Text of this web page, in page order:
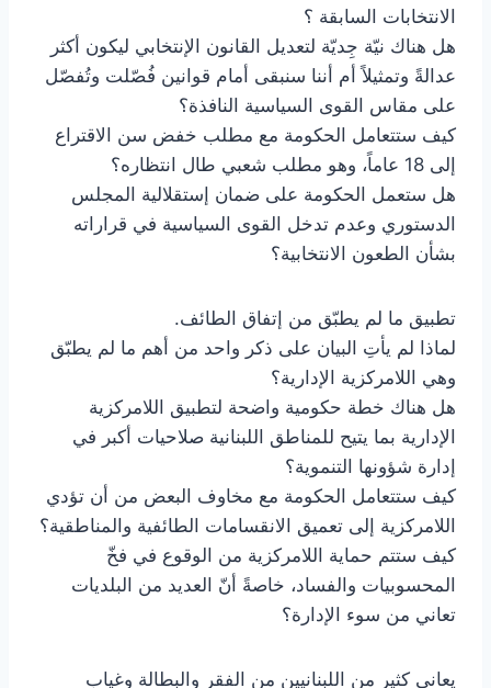
الانتخابات السابقة ؟
هل هناك نيّة جِديّة لتعديل القانون الإنتخابي ليكون أكثر
عدالةً وتمثيلاً أم أننا سنبقى أمام قوانين فُصّلت وتُفصّل
على مقاس القوى السياسية النافذة؟
كيف ستتعامل الحكومة مع مطلب خفض سن الاقتراع
إلى 18 عاماً، وهو مطلب شعبي طال انتظاره؟
هل ستعمل الحكومة على ضمان إستقلالية المجلس
الدستوري وعدم تدخل القوى السياسية في قراراته
بشأن الطعون الانتخابية؟
تطبيق ما لم يطبّق من إتفاق الطائف.
لماذا لم يأتِ البيان على ذكر واحد من أهم ما لم يطبّق
وهي اللامركزية الإدارية؟
هل هناك خطة حكومية واضحة لتطبيق اللامركزية
الإدارية بما يتيح للمناطق اللبنانية صلاحيات أكبر في
إدارة شؤونها التنموية؟
كيف ستتعامل الحكومة مع مخاوف البعض من أن تؤدي
اللامركزية إلى تعميق الانقسامات الطائفية والمناطقية؟
كيف ستتم حماية اللامركزية من الوقوع في فخّ
المحسوبيات والفساد، خاصةً أنّ العديد من البلديات
تعاني من سوء الإدارة؟
يعاني كثير من اللبنانيين من الفقر والبطالة وغياب